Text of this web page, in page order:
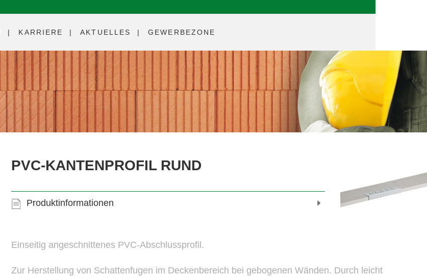
KARRIERE AKTUELLES GEWERBEZONE
PVC-KANTENPROFIL RUND
Produktinformationen
Einseitig angeschnittenes PVC-Abschlussprofil.
Zur Herstellung von Schattenfugen im Deckenbereich bei gebogenen Wänden. Durch leicht